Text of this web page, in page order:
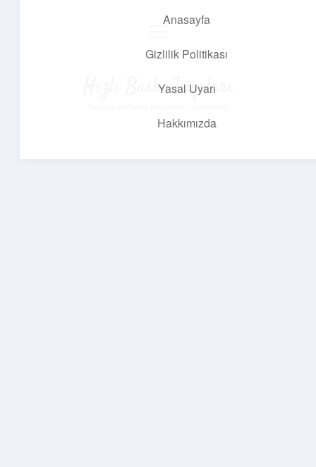
Anasayfa
Gizlilik Politikası
Yasal Uyarı
Hakkımızda
Hızlı Baskı Tüyoları